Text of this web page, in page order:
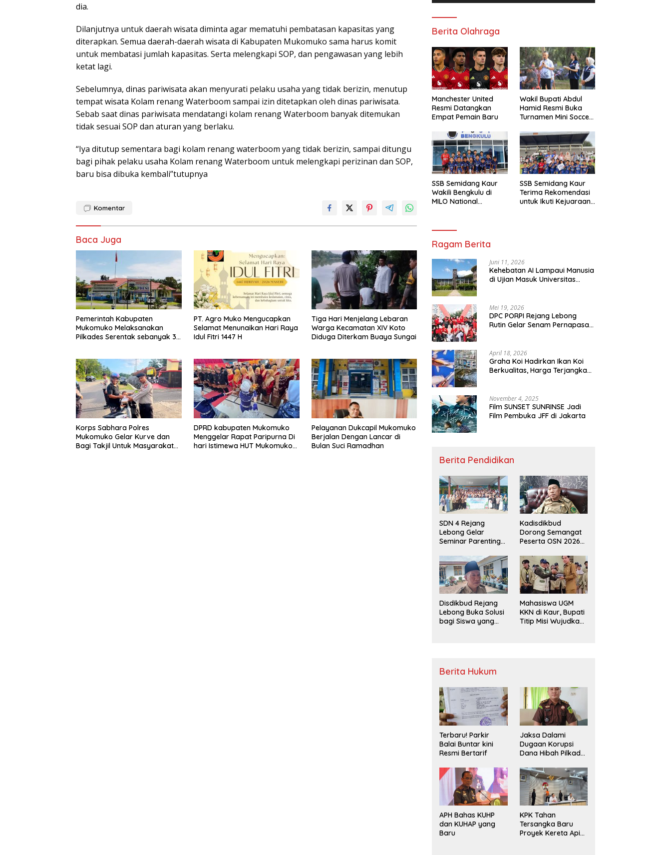
dia.
Dilanjutnya untuk daerah wisata diminta agar mematuhi pembatasan kapasitas yang
diterapkan. Semua daerah-daerah wisata di Kabupaten Mukomuko sama harus komit
untuk membatasi jumlah kapasitas. Serta melengkapi SOP, dan pengawasan yang lebih
ketat lagi.
Sebelumnya, dinas pariwisata akan menyurati pelaku usaha yang tidak berizin, menutup
tempat wisata Kolam renang Waterboom sampai izin ditetapkan oleh dinas pariwisata.
Sebab saat dinas pariwisata mendatangi kolam renang Waterboom banyak ditemukan
tidak sesuai SOP dan aturan yang berlaku.
“Iya ditutup sementara bagi kolam renang waterboom yang tidak berizin, sampai ditungu
bagi pihak pelaku usaha Kolam renang Waterboom untuk melengkapi perizinan dan SOP,
baru bisa dibuka kembali”tutupnya
Komentar
Baca Juga
Pemerintah Kabupaten
Mukomuko Melaksanakan
Pilkades Serentak sebanyak 37
PT. Agro Muko Mengucapkan
Selamat Menunaikan Hari Raya
Idul Fitri 1447 H
Tiga Hari Menjelang Lebaran
Warga Kecamatan XIV Koto
Diduga Diterkam Buaya Sungai
Korps Sabhara Polres
Mukomuko Gelar Kurve dan
Bagi Takjil Untuk Masyarakat
DPRD kabupaten Mukomuko
Menggelar Rapat Paripurna Di
hari Istimewa HUT Mukomuko
Pelayanan Dukcapil Mukomuko
Berjalan Dengan Lancar di
Bulan Suci Ramadhan
Berita Olahraga
Manchester United
Resmi Datangkan
Empat Pemain Baru
Wakil Bupati Abdul
Hamid Resmi Buka
Turnamen Mini Soccer
SSB Semidang Kaur
Wakili Bengkulu di
MILO National
SSB Semidang Kaur
Terima Rekomendasi
untuk Ikuti Kejuaraan
Ragam Berita
Juni 11, 2026
Kehebatan AI Lampaui Manusia
di Ujian Masuk Universitas
Mei 19, 2026
DPC PORPI Rejang Lebong
Rutin Gelar Senam Pernapasan
April 18, 2026
Graha Koi Hadirkan Ikan Koi
Berkualitas, Harga Terjangkau
November 4, 2025
Film SUNSET SUNRINSE Jadi
Film Pembuka JFF di Jakarta
Berita Pendidikan
SDN 4 Rejang
Lebong Gelar
Seminar Parenting
Bullying,
Kadisdikbud: Patut
Jadi Contoh
Kadisdikbud
Dorong Semangat
Peserta OSN 2026
Disdikbud Rejang
Lebong Buka Solusi
bagi Siswa yang
Mahasiswa UGM
KKN di Kaur, Bupati
Titip Misi Wujudkan
Berita Hukum
Terbaru! Parkir
Balai Buntar kini
Resmi Bertarif
Jaksa Dalami
Dugaan Korupsi
Dana Hibah Pilkada
Kaur
APH Bahas KUHP
dan KUHAP yang
Baru
KPK Tahan
Tersangka Baru
Proyek Kereta Api